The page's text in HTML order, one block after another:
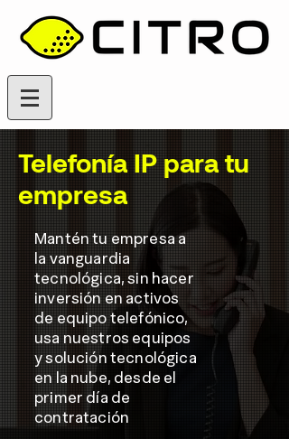
Telefonía IP para tu
empresa
Mantén tu empresa a
la vanguardia
tecnológica, sin hacer
inversión en activos
de equipo telefónico,
usa nuestros equipos
y solución tecnológica
en la nube, desde el
primer día de
contratación